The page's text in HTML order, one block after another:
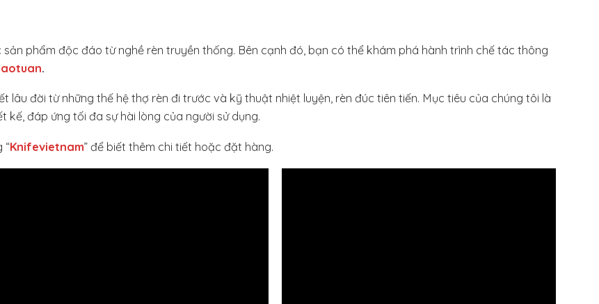
sản phẩm độc đáo từ nghề rèn truyền thống. Bên cạnh đó, bạn có thể khám phá hành trình chế tác thông
.
lâu đời từ những thế hệ thợ rèn đi trước và kỹ thuật nhiệt luyện, rèn đúc tiên tiến. Mục tiêu của chúng tôi là
đáp ứng tối đa sự hài lòng của người sử dụng.
“Knifevietnam” để biết thêm chi tiết hoặc đặt hàng.